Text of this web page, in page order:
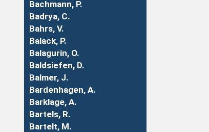
Bachmann, P.
Badrya, C.
Bahrs, V.
Balack, P.
Balagurin, O.
Baldsiefen, D.
Balmer, J.
Bardenhagen, A.
Barklage, A.
Bartels, R.
Bartelt, M.